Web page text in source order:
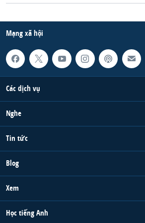
Mạng xã hội
Các dịch vụ
Nghe
Tin tức
Blog
Xem
Học tiếng Anh